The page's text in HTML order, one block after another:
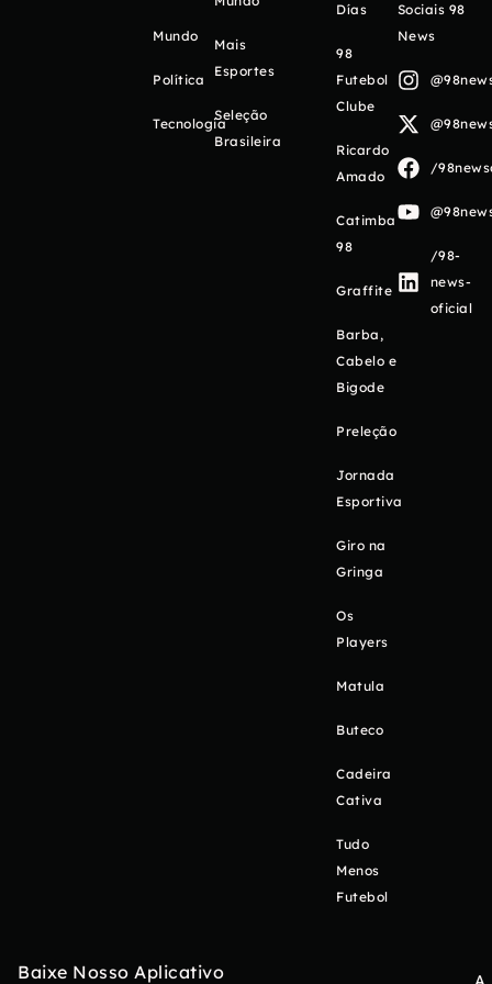
Mundo
Política
Tecnologia
Mais
Esportes
Seleção
Brasileira
Días
98
Futebol
Clube
Ricardo
Amado
Catimba
98
Graffite
Barba,
Cabelo e
Bigode
Preleção
Jornada
Esportiva
Giro na
Gringa
Os
Players
Matula
Buteco
Cadeira
Cativa
Tudo
Menos
Futebol
Sociais 98
News
/
/98-
news-
oficial
Baixe Nosso Aplicativo